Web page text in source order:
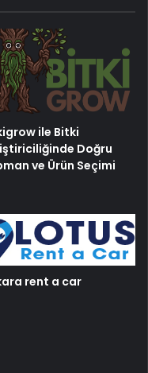
ile Bitki
Doğru
ve Ürün Seçimi
rent a car